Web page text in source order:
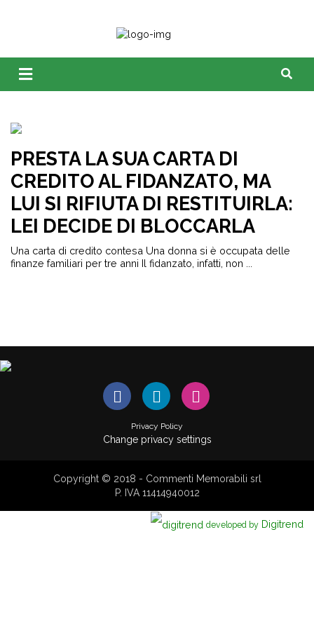
PRESTA LA SUA CARTA DI
CREDITO AL FIDANZATO, MA
LUI SI RIFIUTA DI RESTITUIRLA:
LEI DECIDE DI BLOCCARLA
Una carta di credito contesa Una donna si è occupata delle
finanze familiari per tre anni Il fidanzato, infatti, non ...
Privacy Policy
Change privacy settings
Copyright © 2018 - Commenti Memorabili srl
P. IVA 11414940012
developed by Digitrend